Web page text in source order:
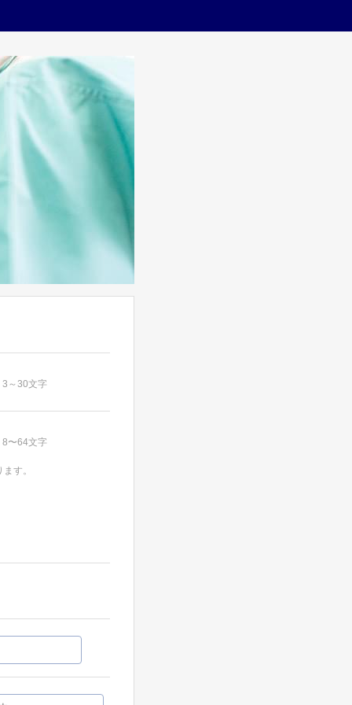
～30文字
〜64文字
す。